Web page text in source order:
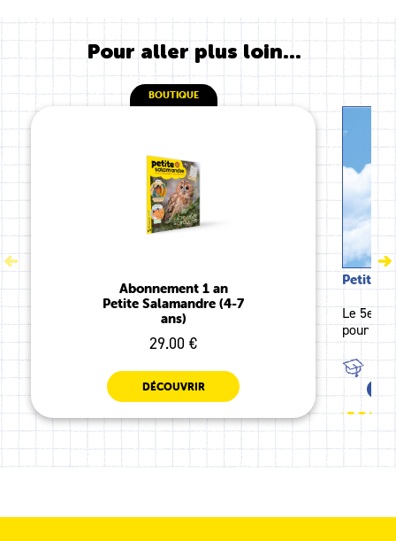
Pour aller plus loin...
BOUTIQUE
Abonnement 1 an
Petite Salamandre (4-7
ans)
29.00 €
DÉCOUVRIR
Petite
Le 5e
pour